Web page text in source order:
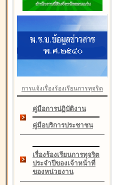
การแจ้งเรื่องร้องเรียนการทุจริต
คู่มือการปฏิบัติงาน
คู่มือบริการประชาชน
เรื่องร้องเรียนการทุจริต
ประจำปีของเจ้าหน้าที่
ของหน่วยงาน